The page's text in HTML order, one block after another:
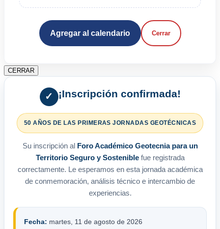
Agregar al calendario Cerrar
CERRAR
✓ ¡Inscripción confirmada!
50 AÑOS DE LAS PRIMERAS JORNADAS GEOTÉCNICAS
Su inscripción al Foro Académico Geotecnia para un
Territorio Seguro y Sosteniblefue registrada
correctamente. Le esperamos en esta jornada académica
de conmemoración, análisis técnico e intercambio de
experiencias.
Fecha: martes, 11 de agosto de 2026